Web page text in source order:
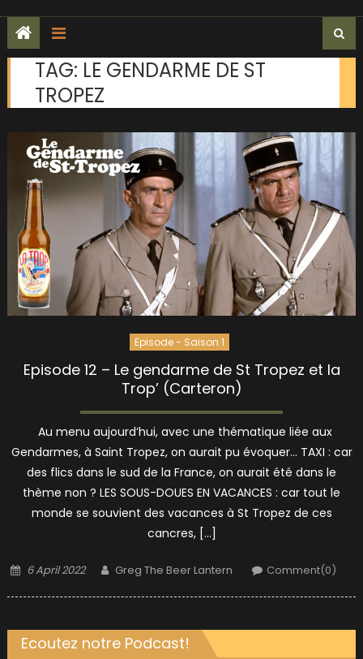
TAG: LE GENDARME DE ST
TROPEZ
Episode - Saison 1
Episode 12 – Le gendarme de St Tropez et la
Trop’ (Carteron)
Au menu aujourd’hui, avec une thématique liée aux
Gendarmes, à Saint Tropez, on aurait pu évoquer… TAXI : car
des flics dans le sud de la France, on aurait été dans le
thème non ? LES SOUS-DOUES EN VACANCES : car tout le
monde se souvient des vacances à St Tropez de ces
cancres, […]
Posted
6 April 2022 Author
Greg The Beer Lantern Comment(0)
Ecoutez notre Podcast!